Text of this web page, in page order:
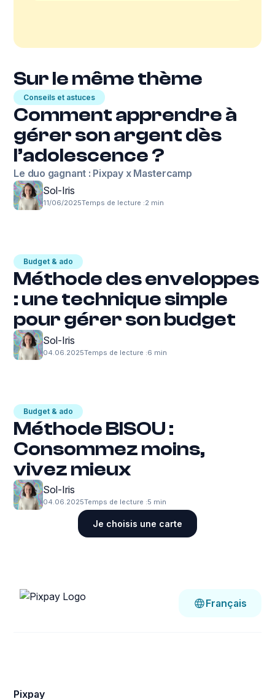
Sur le même thème
Conseils et astuces
Comment apprendre à
gérer son argent dès
l’adolescence ?
Le duo gagnant : Pixpay x Mastercamp
Sol-Iris
11/06/2025Temps de lecture :2 min
Budget & ado
Méthode des enveloppes
: une technique simple
pour gérer son budget
Sol-Iris
04.06.2025Temps de lecture :6 min
Budget & ado
Méthode BISOU :
Consommez moins,
vivez mieux
Sol-Iris
04.06.2025Temps de lecture :5 min
Je choisis une carte
Français
Pixpay